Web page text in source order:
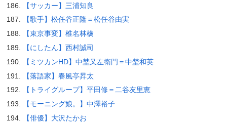
【サッカー】三浦知良
【歌手】松任谷正隆＝松任谷由実
【東京事変】椎名林檎
【にしたん】西村誠司
【ミツカンHD】中埜又左衛門＝中埜和英
【落語家】春風亭昇太
【トライグループ】平田修＝二谷友里恵
【モーニング娘。】中澤裕子
【俳優】大沢たかお